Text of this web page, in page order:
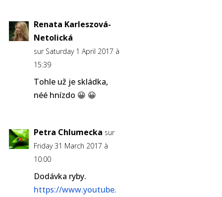
Renata Karleszová-
Netolická
sur Saturday 1 April 2017 à
15:39
Tohle už je skládka,
néé hnízdo 😀 😀
Petra Chlumecka sur
Friday 31 March 2017 à
10:00
Dodávka ryby.
https://www.youtube.